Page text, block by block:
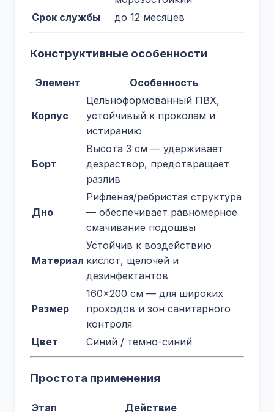
Срок службы
до 12 месяцев
Конструктивные особенности
Элемент Особенность
Корпус
Цельноформованный ПВХ,
устойчивый к проколам и
истиранию
Борт
Высота 3 см — удерживает
дезраствор, предотвращает
разлив
Дно
Рифленая/ребристая структура
— обеспечивает равномерное
смачивание подошвы
Материал
Устойчив к воздействию
кислот, щелочей и
дезинфектантов
Размер
160×200 см — для широких
проходов и зон санитарного
контроля
Цвет
Синий / темно-синий
Простота применения
Этап Действие